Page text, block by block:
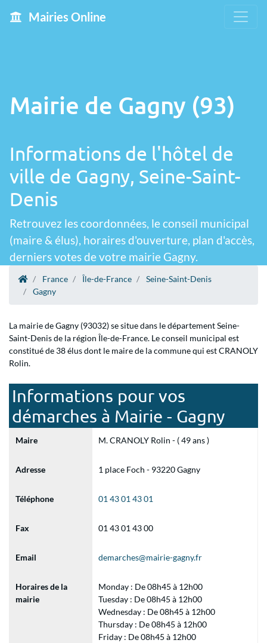
Mairies Online
Mairie de Gagny (93)
Informations de l'hôtel de
ville de Gagny, Seine-Saint-
Denis
Retrouvez les coordonnées, le conseil municipal
(maire & élus), horaires d'ouverture, plan d'accès,
derniers votes de votre mairie Gagny.
France Île-de-France
Seine-Saint-Denis
Gagny
La mairie de Gagny (93032) se situe dans le département Seine-
Saint-Denis de la région Île-de-France. Le conseil municipal est
constitué de 38 élus dont le maire de la commune qui est CRANOLY
Rolin.
Informations pour vos
démarches à Mairie - Gagny
Maire M. CRANOLY Rolin - ( 49 ans )
Adresse 1 place Foch - 93220 Gagny
Téléphone 01 43 01 43 01
Fax 01 43 01 43 00
Email demarches@mairie-gagny.fr
Horaires de la
mairie
Monday : De 08h45 à 12h00
Tuesday : De 08h45 à 12h00
Wednesday : De 08h45 à 12h00
Thursday : De 08h45 à 12h00
Friday : De 08h45 à 12h00